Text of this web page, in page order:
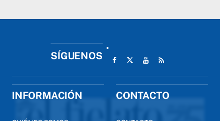
SÍGUENOS
INFORMACIÓN CONTACTO